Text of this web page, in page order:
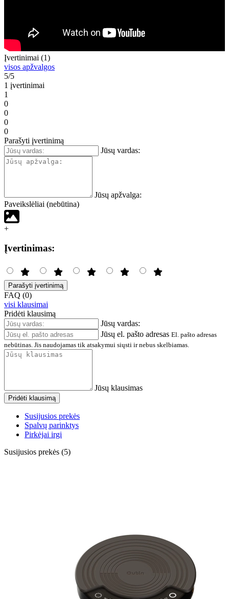
Įvertinimai (1)
visos apžvalgos
5/5
1 įvertinimai
1
0
0
0
0
Parašyti įvertinimą
Jūsų vardas:
Jūsų apžvalga:
Paveikslėliai (nebūtina)
+
Įvertinimas:
Parašyti įvertinimą
FAQ (0)
visi klausimai
Pridėti klausimą
Jūsų vardas:
Jūsų el. pašto adresas El. pašto adresas
nebūtinas. Jis naudojamas tik atsakymui siųsti ir nebus skelbiamas.
Jūsų klausimas
Pridėti klausimą
Susijusios prekės
Spalvų parinktys
Pirkėjai irgi
Susijusios prekės (5)